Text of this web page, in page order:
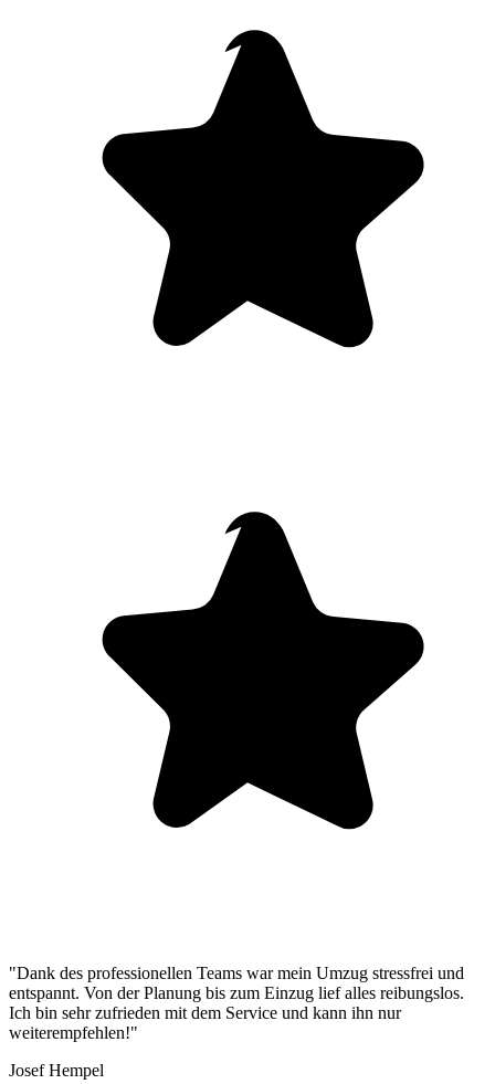
"Dank des professionellen Teams war mein Umzug stressfrei und
entspannt. Von der Planung bis zum Einzug lief alles reibungslos.
Ich bin sehr zufrieden mit dem Service und kann ihn nur
weiterempfehlen!"
Josef Hempel